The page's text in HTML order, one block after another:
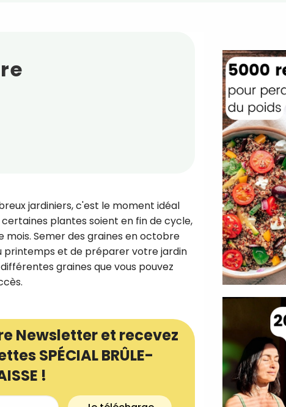
jardiniers, c'est le moment idéal
plantes soient en fin de cycle,
Semer des graines en octobre
printemps et de préparer votre jardin
graines que vous pouvez
Newsletter et recevez
SPÉCIAL BRÛLE-
!